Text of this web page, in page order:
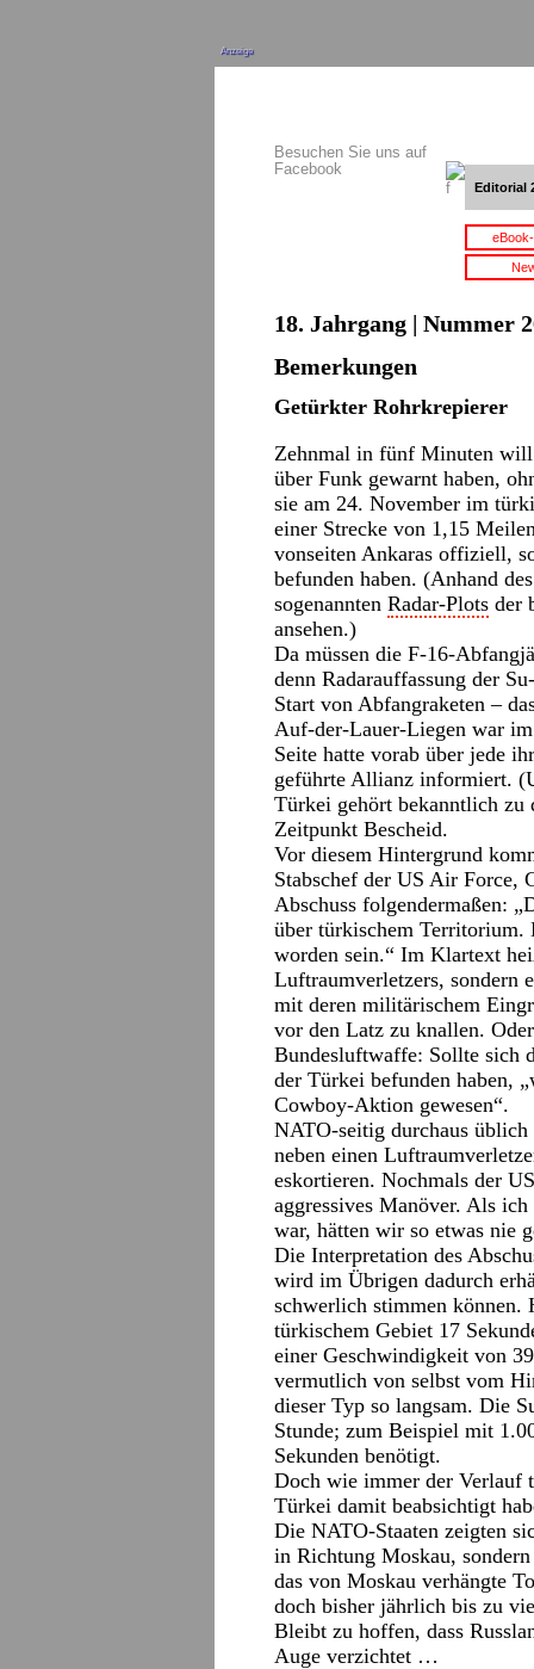
Anzeige
Besuchen Sie uns auf
Facebook
Editorial
18. Jahrgang | Nummer
Bemerkungen
Getürkter Rohrkrepierer
Zehnmal in fünf Minuten
über Funk gewarnt haben,
sie am 24. November im
einer Strecke von 1,15
vonseiten Ankaras offiziell,
befunden haben. (Anhand
sogenannten Radar-Plots der
ansehen.)
Da müssen die F-16-
denn Radarauffassung der
Start von Abfangraketen –
Auf-der-Lauer-Liegen war
Seite hatte vorab über jede
geführte Allianz informiert.
Türkei gehört bekanntlich zu
Zeitpunkt Bescheid.
Vor diesem Hintergrund
Stabschef der US Air Force,
Abschuss folgendermaßen:
über türkischem Territorium.
worden sein.“ Im Klartext
Luftraumverletzers, sondern
mit deren militärischem
vor den Latz zu knallen.
Bundesluftwaffe: Sollte sich
der Türkei befunden haben,
Cowboy-Aktion gewesen“.
NATO-seitig durchaus
neben einen
eskortieren. Nochmals der
aggressives Manöver. Als
war, hätten wir so etwas nie
Die Interpretation des
wird im Übrigen dadurch
schwerlich stimmen können.
türkischem Gebiet 17
einer Geschwindigkeit von
vermutlich von selbst vom
dieser Typ so langsam. Die
Stunde; zum Beispiel mit
Sekunden benötigt.
Doch wie immer der Verlauf
Türkei damit beabsichtigt
Die NATO-Staaten zeigten
in Richtung Moskau,
das von Moskau verhängte
doch bisher jährlich bis zu
Bleibt zu hoffen, dass
Auge verzichtet …